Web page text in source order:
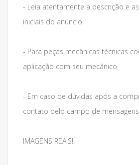
- Leia atentamente a descrição e
iniciais do anúncio.
- Para peças mecânicas técnicas
aplicação com seu mecânico.
- Em caso de dúvidas após a
contato pelo campo de
IMAGENS REAIS!!